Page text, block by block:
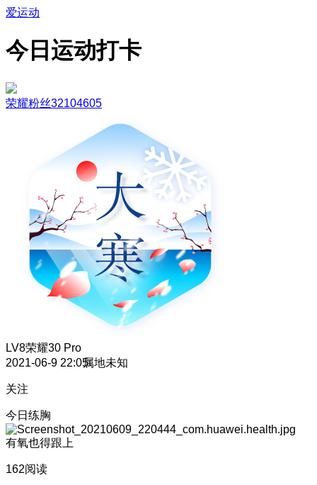
爱运动
今日运动打卡
荣耀粉丝32104605
LV8荣耀30 Pro
2021-06-9 22:05属地未知
关注
今日练胸
有氧也得跟上
162阅读